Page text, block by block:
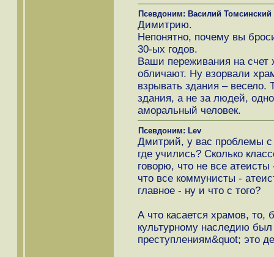
Псевдоним: Василий Томсинский
Димитрию.
Непонятно, почему вы
30-ых годов.
Ваши переживания на счет
обличают. Ну взорвали
взрывать здания – весело.
здания, а не за людей,
аморальный человек.
Псевдоним: Lev
Дмитрий, у вас проблемы
где учились? Сколько
говорю, что не все
что все коммунисты -
главное - ну и что с того?
А что касается храмов, то,
культурному наследию
преступлениям&quot; это